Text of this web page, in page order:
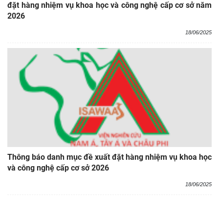
đặt hàng nhiệm vụ khoa học và công nghệ cấp cơ sở năm
2026
18/06/2025
Thông báo danh mục đề xuất đặt hàng nhiệm vụ khoa học
và công nghệ cấp cơ sở 2026
18/06/2025